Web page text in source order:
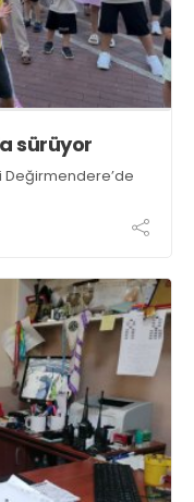
sürüyor
Değirmendere’de